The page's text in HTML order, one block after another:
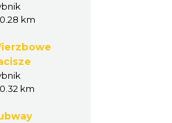
km
km